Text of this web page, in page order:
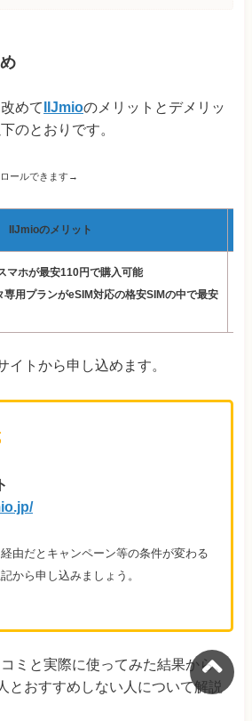
めて IIJmioのメリットとデメリッ
のとおりです。
ールできます→
IIJmioのメリット
マホが最安110円で購入可能
用プランがeSIM対応の格安SIMの中で最安
イトから申し込めます。
由だとキャンペーン等の条件が変わる
から申し込みましょう。
ミと実際に使ってみた結果から、
とおすすめしない人について解説